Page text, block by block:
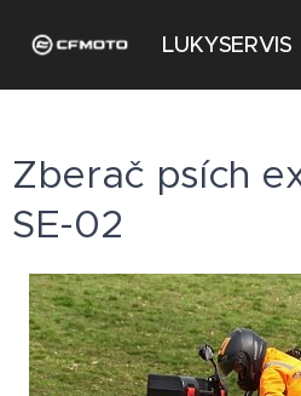
LUKYSERVIS
Zberač psích
SE-02